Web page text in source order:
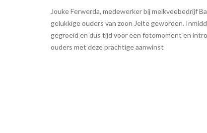
Jouke Ferwerda, medewerker bij melkveebedrijf
gelukkige ouders van zoon Jelte geworden.
gegroeid en dus tijd voor een fotomoment en
ouders met deze prachtige aanwinst